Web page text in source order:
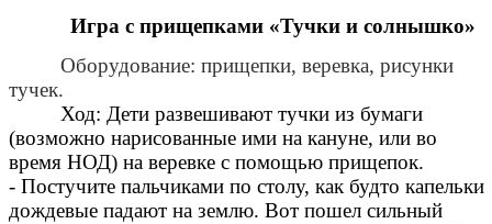
Игра с прищепками «Тучки и солнышко»
Оборудование: прищепки, веревка, рисунки
тучек.
Ход: Дети развешивают тучки из бумаги
(возможно нарисованные ими на кануне, или во
время НОД) на веревке с помощью прищепок.
- Постучите пальчиками по столу, как будто капельки
дождевые падают на землю. Вот пошел сильный